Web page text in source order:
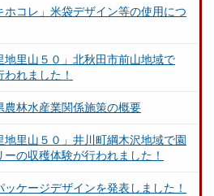
ホコレ」米袋デザイン等の使用につ
地里山５０」北秋田市前山地域で
われました！
林水産業関係施策の概要
地里山５０」井川町綱木沢地域で園
の収穫体験が行われました！
ッケージデザインを発表しました！